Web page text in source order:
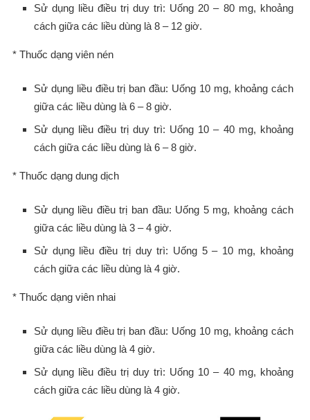
Sử dụng liều điều trị duy trì: Uống 20 – 80 mg, khoảng
cách giữa các liều dùng là 8 – 12 giờ.
* Thuốc dạng viên nén
Sử dụng liều điều trị ban đầu: Uống 10 mg, khoảng cách
giữa các liều dùng là 6 – 8 giờ.
Sử dụng liều điều trị duy trì: Uống 10 – 40 mg, khoảng
cách giữa các liều dùng là 6 – 8 giờ.
* Thuốc dạng dung dịch
Sử dụng liều điều trị ban đầu: Uống 5 mg, khoảng cách
giữa các liều dùng là 3 – 4 giờ.
Sử dụng liều điều trị duy trì: Uống 5 – 10 mg, khoảng
cách giữa các liều dùng là 4 giờ.
* Thuốc dạng viên nhai
Sử dụng liều điều trị ban đầu: Uống 10 mg, khoảng cách
giữa các liều dùng là 4 giờ.
Sử dụng liều điều trị duy trì: Uống 10 – 40 mg, khoảng
cách giữa các liều dùng là 4 giờ.